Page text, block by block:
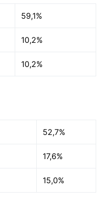
59,1%
10,2%
10,2%
52,7%
17,6%
15,0%